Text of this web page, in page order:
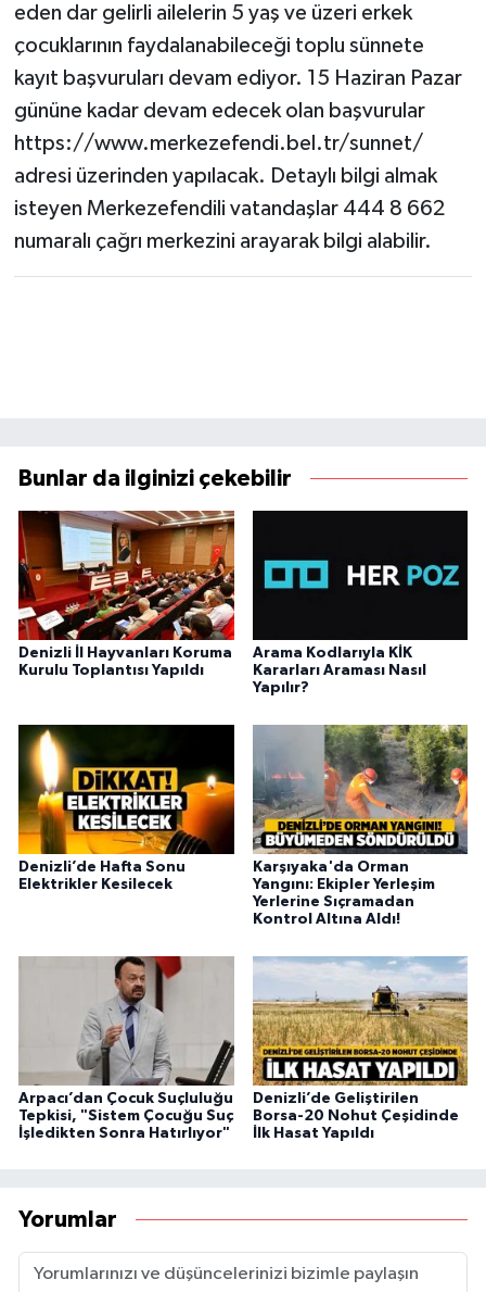
eden dar gelirli ailelerin 5 yaş ve üzeri erkek
çocuklarının faydalanabileceği toplu sünnete
kayıt başvuruları devam ediyor. 15 Haziran Pazar
gününe kadar devam edecek olan başvurular
https://www.merkezefendi.bel.tr/sunnet/
adresi üzerinden yapılacak. Detaylı bilgi almak
isteyen Merkezefendili vatandaşlar 444 8 662
numaralı çağrı merkezini arayarak bilgi alabilir.
Bunlar da ilginizi çekebilir
Denizli İl Hayvanları Koruma
Kurulu Toplantısı Yapıldı
Arama Kodlarıyla KİK
Kararları Araması Nasıl
Yapılır?
Denizli’de Hafta Sonu
Elektrikler Kesilecek
Karşıyaka'da Orman
Yangını: Ekipler Yerleşim
Yerlerine Sıçramadan
Kontrol Altına Aldı!
Arpacı’dan Çocuk Suçluluğu
Tepkisi, "Sistem Çocuğu Suç
İşledikten Sonra Hatırlıyor"
Denizli’de Geliştirilen
Borsa-20 Nohut Çeşidinde
İlk Hasat Yapıldı
Yorumlar